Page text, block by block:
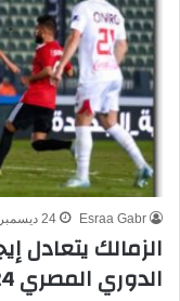
Esraa Gabr 24 ديسمبر، 2024
الزمالك يتعادل
الدوري المصري 2025/2024